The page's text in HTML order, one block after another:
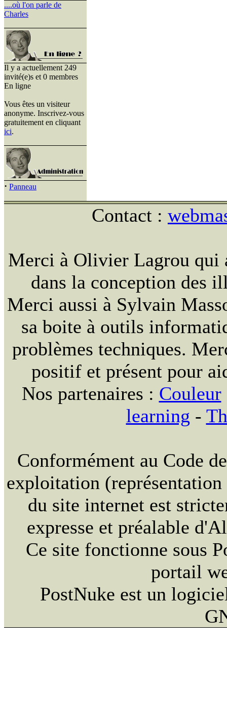
....où l'on parle de
Charles
Il y a actuellement 249
invité(e)s et 0 membres
En ligne
Vous êtes un visiteur
anonyme. Inscrivez-vous
gratuitement en cliquant
ici.
· Panneau
Contact :
Merci à Olivier Lagrou qui
dans la conception des
Merci aussi à Sylvain
sa boite à outils
problèmes techniques.
positif et présent pour
Nos partenaires : Couleur
learning -
Conformément au Code
exploitation
du site internet est
expresse et préalable
Ce site fonctionne sous
portail
PostNuke est un